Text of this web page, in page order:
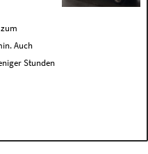
Auch
Stunden